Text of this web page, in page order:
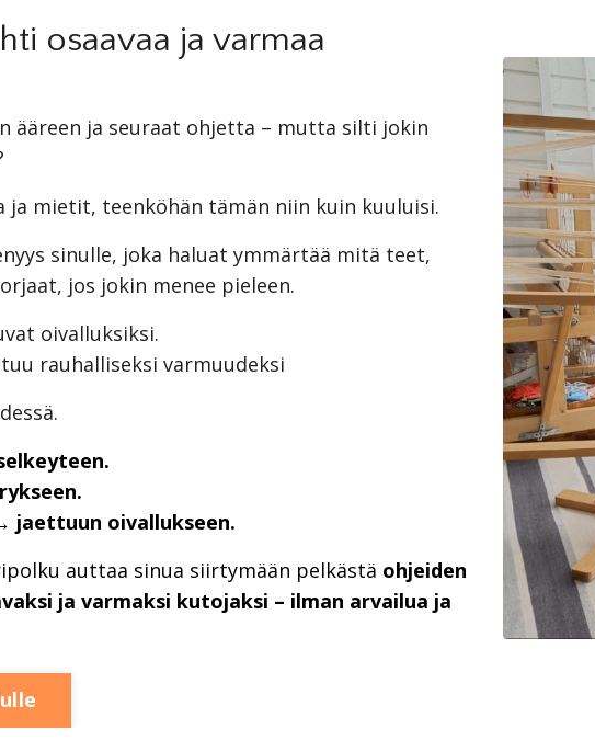
osaavaa ja varmaa
ääreen ja seuraat ohjetta – mutta silti jokin
ja mietit, teenköhän tämän niin kuin kuuluisi.
sinulle, joka haluat ymmärtää mitä teet,
jos jokin menee pieleen.
oivalluksiksi.
rauhalliseksi varmuudeksi
jaettuun oivallukseen.
auttaa sinua siirtymään pelkästä ohjeiden
ja varmaksi kutojaksi – ilman arvailua ja